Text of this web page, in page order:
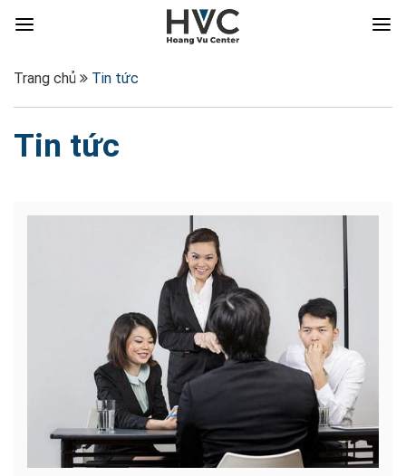
Trang chủ Tin tức
Tin tức